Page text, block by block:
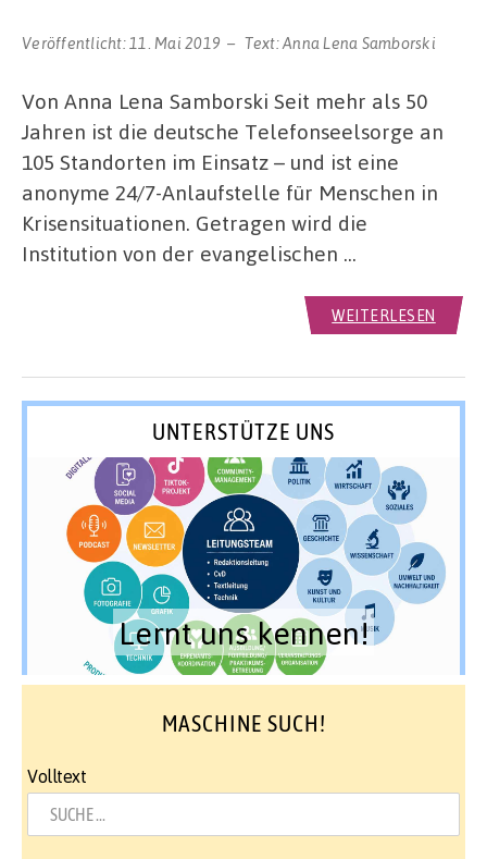
Veröffentlicht: 11. Mai 2019 Text:Anna Lena Samborski
Von Anna Lena Samborski Seit mehr als 50
Jahren ist die deutsche Telefonseelsorge an
105 Standorten im Einsatz – und ist eine
anonyme 24/7-Anlaufstelle für Menschen in
Krisensituationen. Getragen wird die
Institution von der evangelischen …
WEITERLESEN
UNTERSTÜTZE UNS
Lernt uns kennen!
MASCHINE SUCH!
Volltext